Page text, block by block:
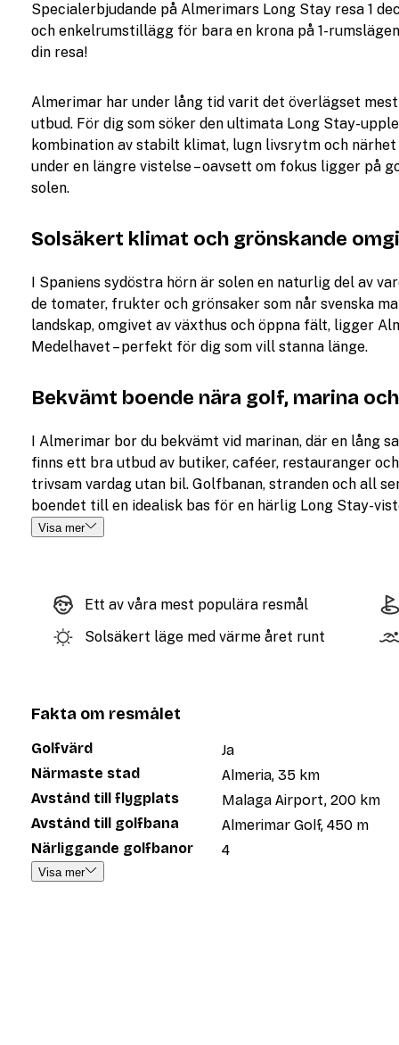
Specialerbjudande på Almerimars Long Stay resa 1
och enkelrumstillägg för bara en krona på 1-
din resa!
Almerimar har under lång tid varit det överlägset
utbud. För dig som söker den ultimata Long Stay-
kombination av stabilt klimat, lugn livsrytm och
under en längre vistelse – oavsett om fokus ligger på
solen.
Solsäkert klimat och grönskande
I Spaniens sydöstra hörn är solen en naturlig del av
de tomater, frukter och grönsaker som når svenska
landskap, omgivet av växthus och öppna fält, ligger
Medelhavet – perfekt för dig som vill stanna länge.
Bekvämt boende nära golf, marina
I Almerimar bor du bekvämt vid marinan, där en lång
finns ett bra utbud av butiker, caféer, restauranger
trivsam vardag utan bil. Golfbanan, stranden och all
boendet till en idealisk bas för en härlig Long Stay-
Visa mer
Ett av våra mest populära resmål
Solsäkert läge med värme året runt
Fakta om resmålet
Golfvärd
Ja
Närmaste stad
Almeria, 35 km
Avstånd till flygplats
Malaga Airport, 200 km
Avstånd till golfbana
Almerimar Golf, 450 m
Närliggande golfbanor
4
Visa mer